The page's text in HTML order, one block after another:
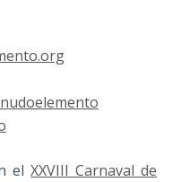
elXXVIII Carnaval de